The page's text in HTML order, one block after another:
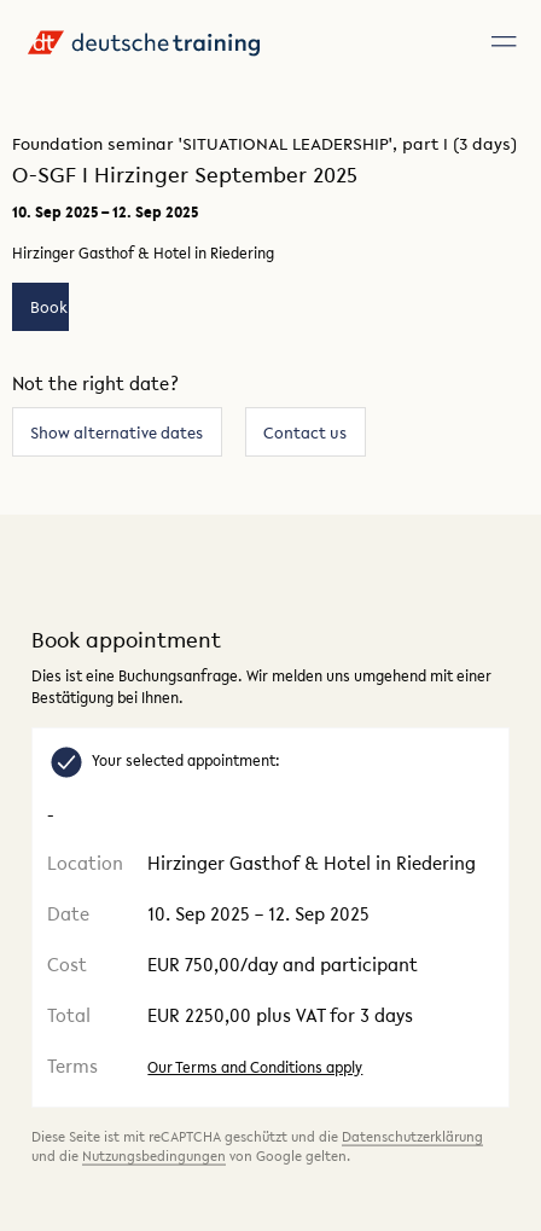
Foundation seminar 'SITUATIONAL LEADERSHIP', part I (3 days)
O-SGF I Hirzinger September 2025
10. Sep 2025 – 12. Sep 2025
Hirzinger Gasthof & Hotel in Riedering
Book
Not the right date?
Show alternative dates Contact us
Book appointment
Dies ist eine Buchungsanfrage. Wir melden uns umgehend mit einer
Bestätigung bei Ihnen.
Your selected appointment:
-
Location
Hirzinger Gasthof & Hotel in Riedering
Date
10. Sep 2025 – 12. Sep 2025
Cost
EUR 750,00/day and participant
Total
EUR 2250,00 plus VAT for 3 days
Terms
Our Terms and Conditions apply
Diese Seite ist mit reCAPTCHA geschützt und die Datenschutzerklärung
und die Nutzungsbedingungen von Google gelten.